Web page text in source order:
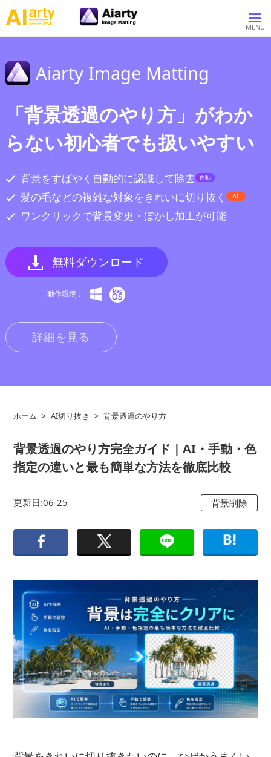
Aiarty Image Matting
「背景透過のやり方」がわか
らない初心者でも扱いやすい
背景をすばやく自動的に認識して除去 自動
髪の毛などの複雑な対象をきれいに切り抜く AI
ワンクリックで背景変更・ぼかし加工が可能
無料ダウンロード
動作環境：
詳細を見る
ホーム > AI切り抜き > 背景透過のやり方
背景透過のやり方完全ガイド｜AI・手動・色
指定の違いと最も簡単な方法を徹底比較
更新日:06-25 背景削除